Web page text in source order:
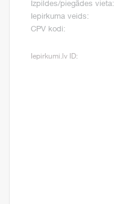
Izpildes/piegādes vieta:
Iepirkuma veids:
CPV kodi:
Iepirkumi.lv ID: